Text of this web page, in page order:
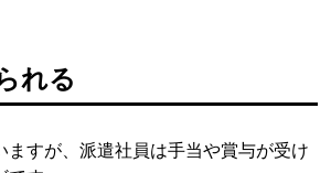
れる
ますが、派遣社員は手当や賞与が受け